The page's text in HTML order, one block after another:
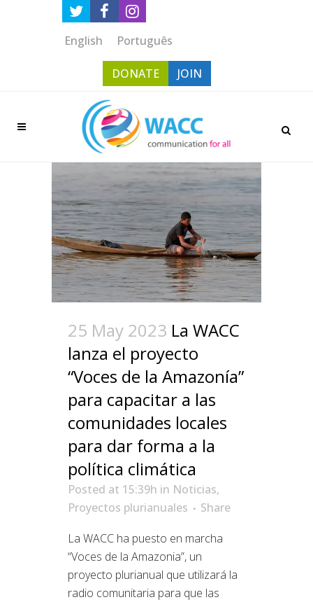
English Português
DONATE JOIN
25 May 2023 La WACC
lanza el proyecto
“Voces de la Amazonía”
para capacitar a las
comunidades locales
para dar forma a la
política climática
Posted at 15:39h in Noticias,
Proyectos plurianuales
Share
La WACC ha puesto en marcha
“Voces de la Amazonia”, un
proyecto plurianual que utilizará la
radio comunitaria para que las